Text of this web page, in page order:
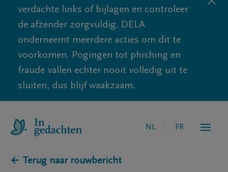
verdachte links of bijlagen en controleer
de afzender zorgvuldig. DELA
onderneemt meerdere acties om dit te
voorkomen. Pogingen tot phishing en
fraude vallen echter nooit volledig uit te
sluiten, dus blijf waakzaam.
NL FR
← Terug naar rouwbericht